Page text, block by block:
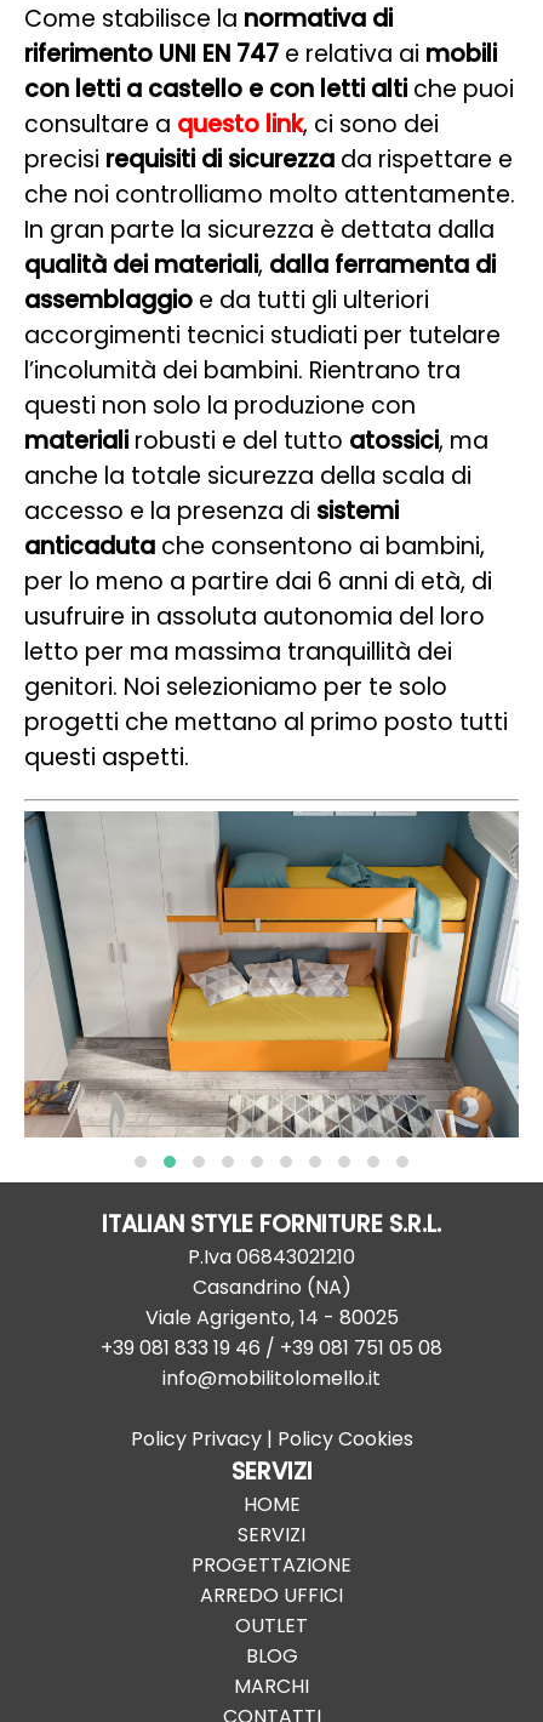
Come stabilisce la normativa di
riferimento UNI EN 747 e relativa ai mobili
con letti a castello e con letti alti che puoi
consultare a questo link, ci sono dei
precisi requisiti di sicurezza da rispettare e
che noi controlliamo molto attentamente.
In gran parte la sicurezza è dettata dalla
qualità dei materiali, dalla ferramenta di
assemblaggio e da tutti gli ulteriori
accorgimenti tecnici studiati per tutelare
l’incolumità dei bambini. Rientrano tra
questi non solo la produzione con
materiali robusti e del tutto atossici, ma
anche la totale sicurezza della scala di
accesso e la presenza di sistemi
anticaduta che consentono ai bambini,
per lo meno a partire dai 6 anni di età, di
usufruire in assoluta autonomia del loro
letto per ma massima tranquillità dei
genitori. Noi selezioniamo per te solo
progetti che mettano al primo posto tutti
questi aspetti.
ITALIAN STYLE FORNITURE S.R.L.
P.Iva06843021210
Casandrino (NA)
Viale Agrigento, 14 - 80025
+39 081 833 19 46 / +39 081 751 05 08
info@mobilitolomello.it
Policy Privacy| Policy Cookies
SERVIZI
HOME
SERVIZI
PROGETTAZIONE
ARREDO UFFICI
OUTLET
BLOG
MARCHI